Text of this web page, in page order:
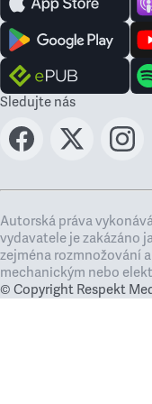
Sledujte nás
Autorská práva
vydavatele je zakázáno
zejména rozmnožování
mechanickým nebo
© Copyright Respekt